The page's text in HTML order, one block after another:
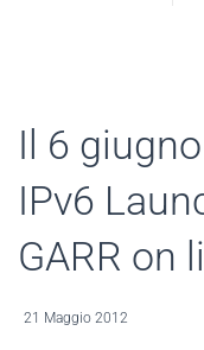
Il 6
IPv6
GARR on
21 Maggio 2012